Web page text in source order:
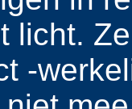
licht.
-